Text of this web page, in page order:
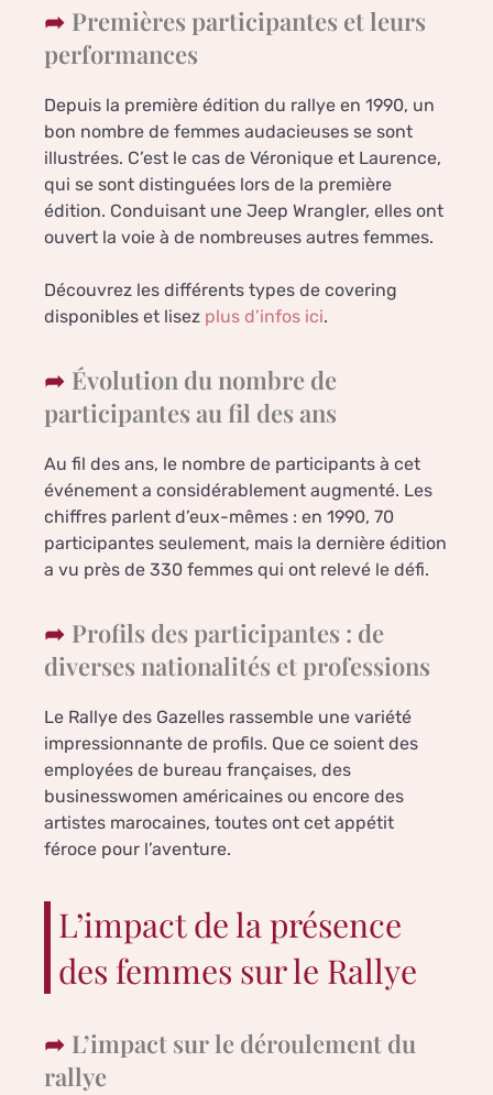
Premières participantes et leurs
performances
Depuis la première édition du rallye en 1990, un
bon nombre de femmes audacieuses se sont
illustrées. C’est le cas de Véronique et Laurence,
qui se sont distinguées lors de la première
édition. Conduisant une Jeep Wrangler, elles ont
ouvert la voie à de nombreuses autres femmes.
Découvrez les différents types de covering
disponibles et lisez plus d’infos ici.
Évolution du nombre de
participantes au fil des ans
Au fil des ans, le nombre de participants à cet
événement a considérablement augmenté. Les
chiffres parlent d’eux-mêmes : en 1990, 70
participantes seulement, mais la dernière édition
a vu près de 330 femmes qui ont relevé le défi.
Profils des participantes : de
diverses nationalités et professions
Le Rallye des Gazelles rassemble une variété
impressionnante de profils. Que ce soient des
employées de bureau françaises, des
businesswomen américaines ou encore des
artistes marocaines, toutes ont cet appétit
féroce pour l’aventure.
L’impact de la présence
des femmes sur le Rallye
L’impact sur le déroulement du
rallye